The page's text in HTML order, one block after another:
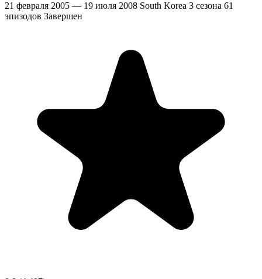
21 февраля 2005 — 19 июля 2008 South Korea 3 сезона 61
эпизодов Завершен